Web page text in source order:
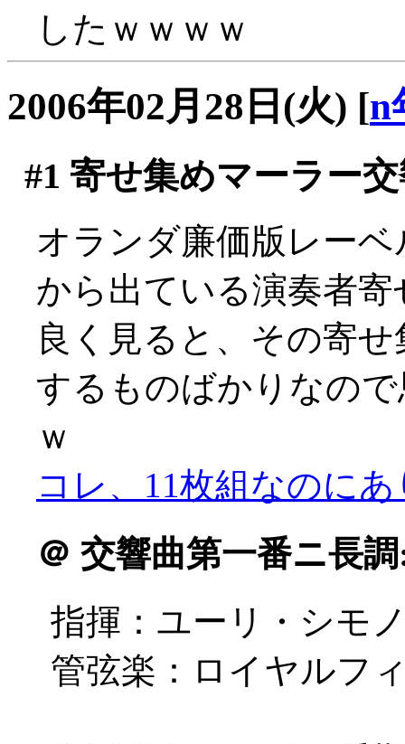
したｗｗｗｗ
2006年02月28日(火) [n
#1 寄せ集めマーラー
オランダ廉価版レー
から出ている演奏者
良く見ると、その寄
するものばかりなの
ｗ
コレ、11枚組なのに
＠ 交響曲第一番ニ長
指揮：ユーリ・シモ
管弦楽：ロイヤルフ